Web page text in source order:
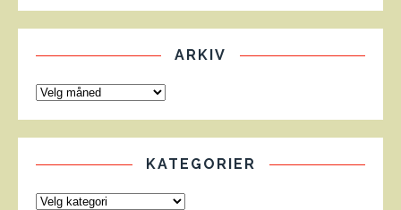
ARKIV
KATEGORIER